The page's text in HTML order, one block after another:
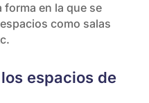
en la que se
como salas
espacios de